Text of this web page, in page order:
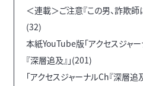
＜連載＞ご注意『この男、詐欺師
(32)
本紙YouTube版「アクセスジャ
『深層追及』」(201)
「アクセスジャーナルCh『深層追